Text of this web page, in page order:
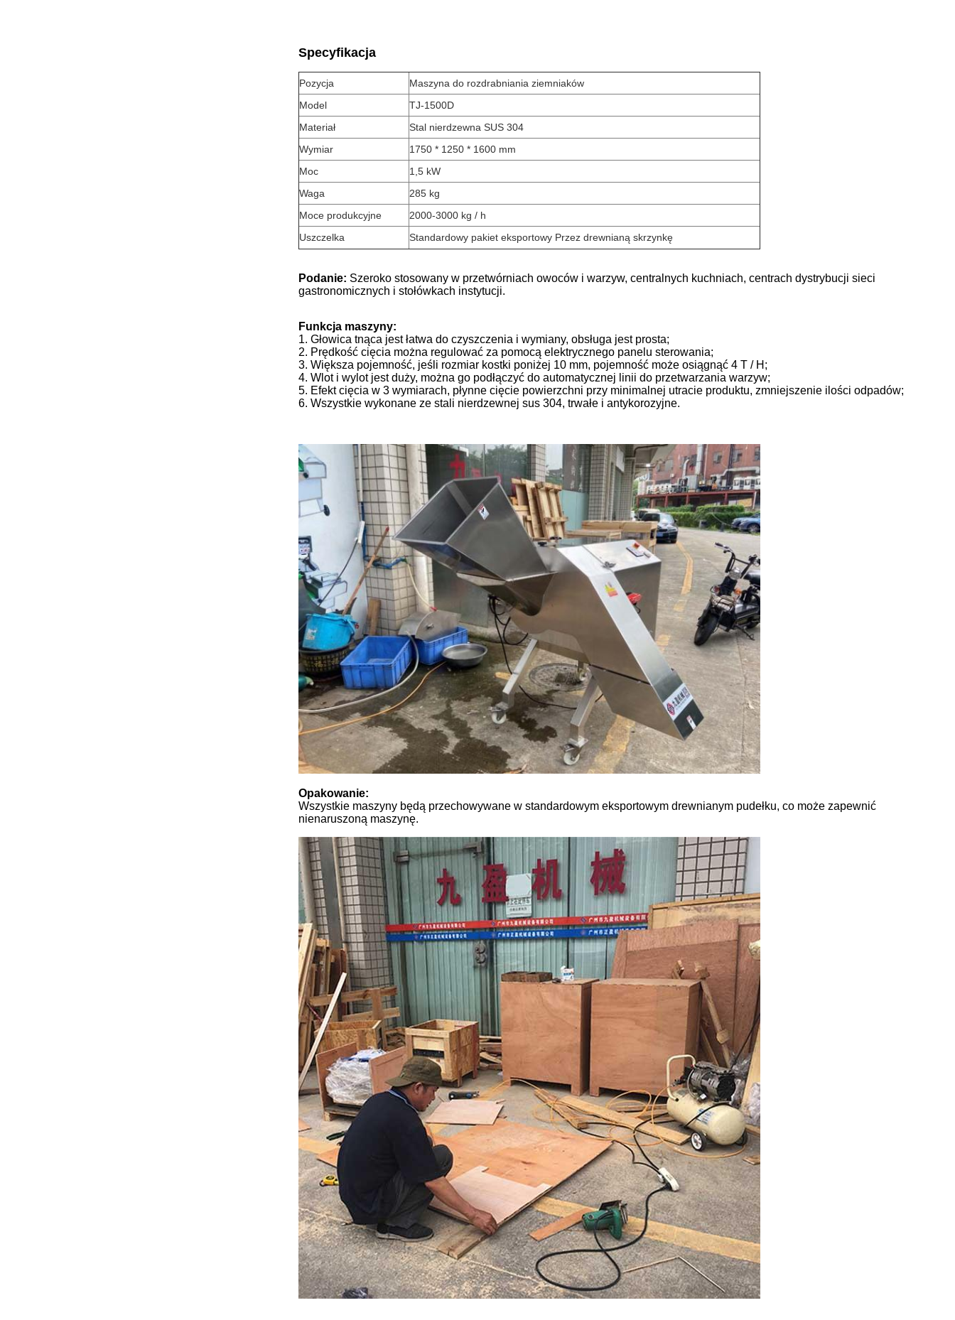
Specyfikacja
Pozycja
Maszyna do rozdrabniania ziemniaków
Model
TJ-1500D
Materiał
Stal nierdzewna SUS 304
Wymiar
1750 * 1250 * 1600 mm
Moc
1,5 kW
Waga
285 kg
Moce produkcyjne
2000-3000 kg / h
Uszczelka
Standardowy pakiet eksportowy Przez drewnianą skrzynkę
Podanie: Szeroko stosowany w przetwórniach owoców i warzyw, centralnych kuchniach, centrach dystrybucji sieci
gastronomicznych i stołówkach instytucji.
Funkcja maszyny:
1. Głowica tnąca jest łatwa do czyszczenia i wymiany, obsługa jest prosta;
2. Prędkość cięcia można regulować za pomocą elektrycznego panelu sterowania;
3. Większa pojemność, jeśli rozmiar kostki poniżej 10 mm, pojemność może osiągnąć 4 T / H;
4. Wlot i wylot jest duży, można go podłączyć do automatycznej linii do przetwarzania warzyw;
5. Efekt cięcia w 3 wymiarach, płynne cięcie powierzchni przy minimalnej utracie produktu, zmniejszenie ilości odpadów;
6. Wszystkie wykonane ze stali nierdzewnej sus 304, trwałe i antykorozyjne.
Opakowanie:
Wszystkie maszyny będą przechowywane w standardowym eksportowym drewnianym pudełku, co może zapewnić
nienaruszoną maszynę.